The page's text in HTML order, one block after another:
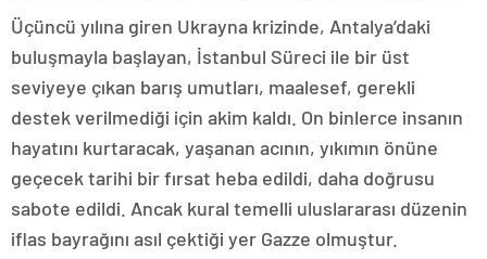
Üçüncü yılına giren Ukrayna krizinde, Antalya’daki
buluşmayla başlayan, İstanbul Süreci ile bir üst
seviyeye çıkan barış umutları, maalesef, gerekli
destek verilmediği için akim kaldı. On binlerce insanın
hayatını kurtaracak, yaşanan acının, yıkımın önüne
geçecek tarihi bir fırsat heba edildi, daha doğrusu
sabote edildi. Ancak kural temelli uluslararası düzenin
iflas bayrağını asıl çektiği yer Gazze olmuştur.